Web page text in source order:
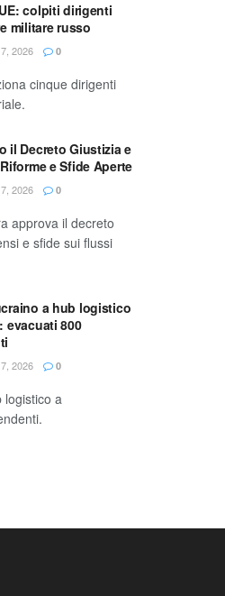
colpiti dirigenti
militare russo
2026 0
cinque dirigenti
il Decreto Giustizia e
e Sfide Aperte
2026 0
approva il decreto
e sfide sui flussi
a hub logistico
evacuati 800
2026 0
logistico a